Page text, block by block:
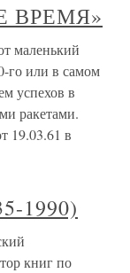
ВРЕМЯ»
го или в самом
успехов в
ракетами.
19.03.61 в
1990)
книг по